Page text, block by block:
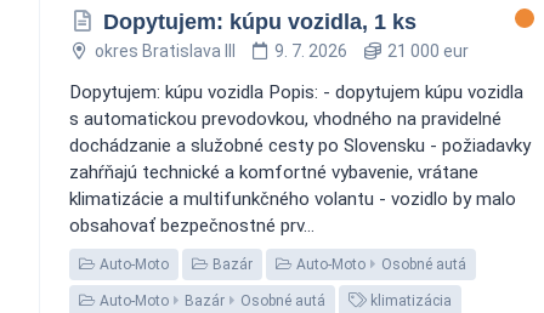
Dopytujem: kúpu vozidla, 1 ks
okres Bratislava III 9. 7. 2026 21 000 eur
Dopytujem: kúpu vozidla Popis: - dopytujem kúpu vozidla
s automatickou prevodovkou, vhodného na pravidelné
dochádzanie a služobné cesty po Slovensku - požiadavky
zahŕňajú technické a komfortné vybavenie, vrátane
klimatizácie a multifunkčného volantu - vozidlo by malo
obsahovať bezpečnostné prv...
Auto-Moto Bazár Auto-Moto Osobné autá
Auto-Moto Bazár Osobné autá klimatizácia